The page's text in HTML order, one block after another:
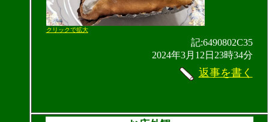
クリックで拡大
記:6490802C35
2024年3月12日23時34分
返事を書く